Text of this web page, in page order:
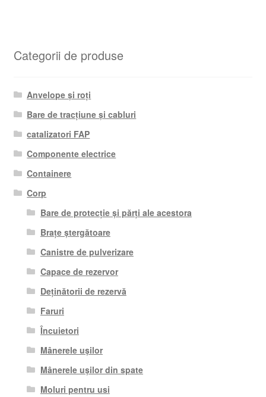
Categorii de produse
Anvelope și roți
Bare de tracțiune și cabluri
catalizatori FAP
Componente electrice
Containere
Corp
Bare de protecție și părți ale acestora
Brațe ștergătoare
Canistre de pulverizare
Capace de rezervor
Deținătorii de rezervă
Faruri
Încuietori
Mânerele ușilor
Mânerele ușilor din spate
Moluri pentru usi